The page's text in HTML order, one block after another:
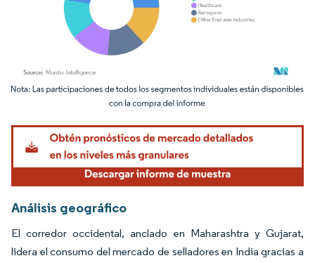
Imagen © Mordor Intelligence. El uso requiere atribución según CC BY 4.0.
Análisis geográfico
El corredor occidental, anclado en Maharashtra y Gujarat,
lidera el consumo del mercado de selladores en India gracias a